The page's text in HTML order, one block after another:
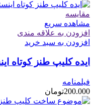
مقایسه
مشاهده سریع
افزودن به علاقه مندی
افزودن به سبد خرید
ایده کلیپ طنز کوتاه
فیلمنامه
200.000تومان